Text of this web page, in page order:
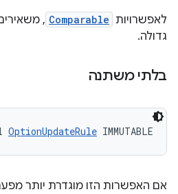
לאפשרויות Comparable
,
גדולה.
בלתי משתנה
OptionUpdateRule IMMUTABLE
אם האפשרות הזו מוגדרת יותר